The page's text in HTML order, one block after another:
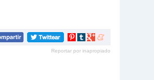
Compartir
Pinterest
Compartir
tumblr
Compartir
Google+
Compartir
meneame
Reportar por inapropiado